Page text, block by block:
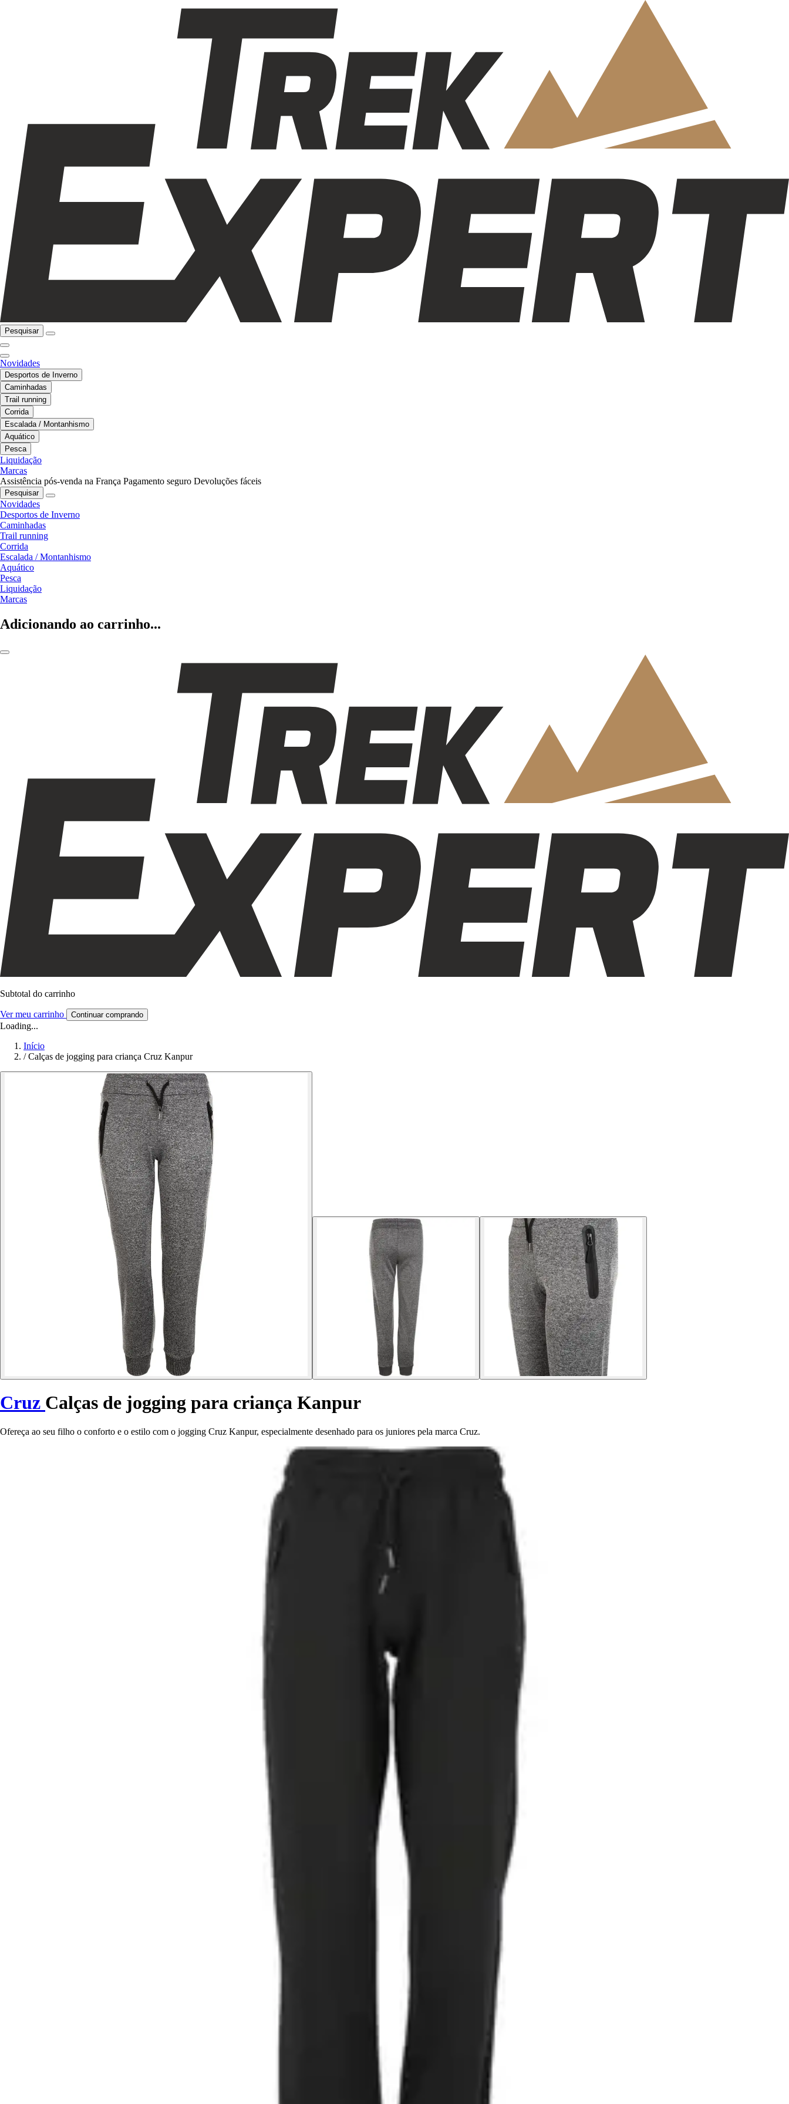
Pesquisar
Novidades
Desportos de Inverno
Caminhadas
Trail running
Corrida
Escalada / Montanhismo
Aquático
Pesca
Liquidação
Marcas
Assistência pós-venda na França Pagamento seguro Devoluções fáceis
Pesquisar
Novidades
Desportos de Inverno
Caminhadas
Trail running
Corrida
Escalada / Montanhismo
Aquático
Pesca
Liquidação
Marcas
Adicionando ao carrinho...
Subtotal do carrinho
Ver meu carrinho Continuar comprando
Loading...
Início
/ Calças de jogging para criança Cruz Kanpur
Cruz Calças de jogging para criança Kanpur
Ofereça ao seu filho o conforto e o estilo com o jogging Cruz Kanpur, especialmente desenhado para os juniores pela marca Cruz.